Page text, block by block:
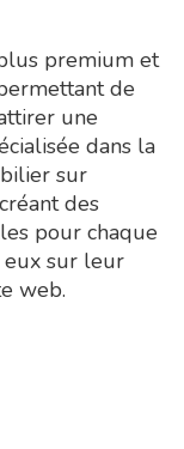
premium et
de
une
dans la
sur
des
pour chaque
eux sur leur
web.